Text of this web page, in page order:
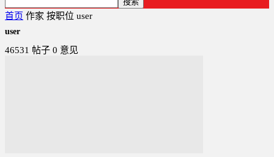
首页 作家 按职位 user
user
46531 帖子 0 意见